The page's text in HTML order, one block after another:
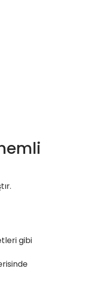
gibi